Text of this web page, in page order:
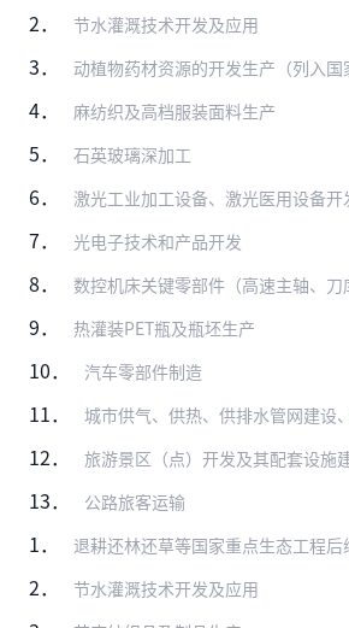
2． 节水灌溉技术开发及应用
3． 动植物药材资源的开发生产（列入国
4． 麻纺织及高档服装面料生产
5． 石英玻璃深加工
6． 激光工业加工设备、激光医用设备开
7． 光电子技术和产品开发
8． 数控机床关键零部件（高速主轴、刀
9． 热灌装PET瓶及瓶坯生产
10． 汽车零部件制造
11． 城市供气、供热、供排水管网建设、经
12． 旅游景区（点）开发及其配套设施
13． 公路旅客运输
1． 退耕还林还草等国家重点生态工程后
2． 节水灌溉技术开发及应用